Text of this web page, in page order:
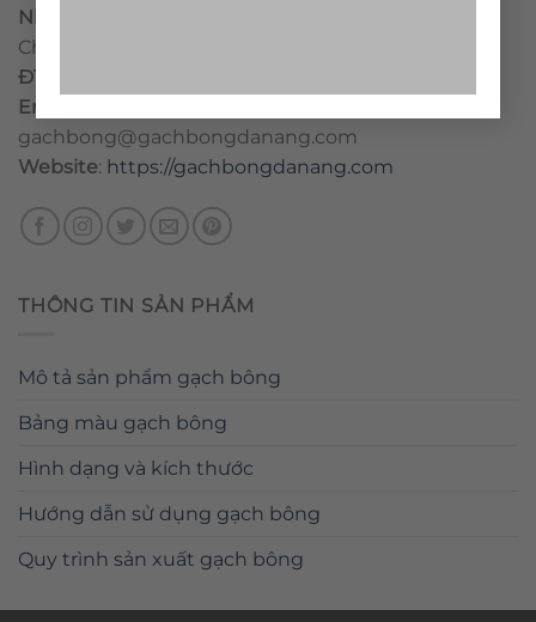
Nhà máy miền trung:
Chánh, Huyện Mộ Đức, Tỉnh Quảng Ngãi, Việt Nam
ĐT
Email
gachbong@gachbongdanang.com
Website: https://gachbongdanang.com
THÔNG TIN SẢN PHẨM
Mô tả sản phẩm gạch bông
Bảng màu gạch bông
Hình dạng và kích thước
Hướng dẫn sử dụng gạch bông
Quy trình sản xuất gạch bông